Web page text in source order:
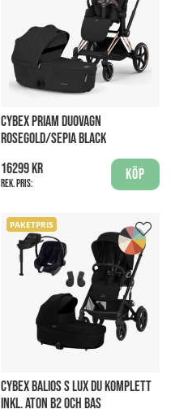
CYBEX PRIAM DUOVAGN
ROSEGOLD/SEPIA BLACK
16299 kr
Rek. pris:
Köp
PAKETPRIS
CYBEX BALIOS S LUX DU KOMPLETT
INKL. ATON B2 OCH BAS